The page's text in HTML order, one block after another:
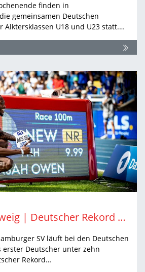
finden in
gemeinsamen Deutschen
Alktersklassen U18 und U23 statt.…
DM Braunschweig | Deutscher Rekord aus Mannheimer Küche
SV läuft bei den Deutschen
erster Deutscher unter zehn
Rekord…